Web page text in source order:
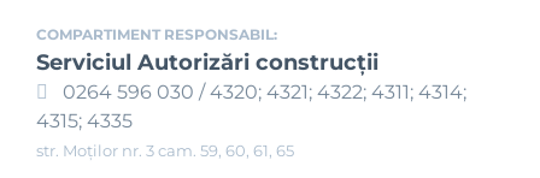
COMPARTIMENT RESPONSABIL:
Serviciul Autorizări construcţii
0264 596 030 / 4320; 4321; 4322; 4311; 4314;
4315; 4335
str. Moților nr. 3 cam. 59, 60, 61, 65